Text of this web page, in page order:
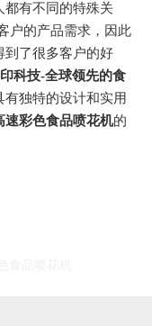
都有不同的特殊关
户的产品需求，因此
到了很多客户的好
科技-全球领先的食
有独特的设计和实用
速彩色食品喷花机的